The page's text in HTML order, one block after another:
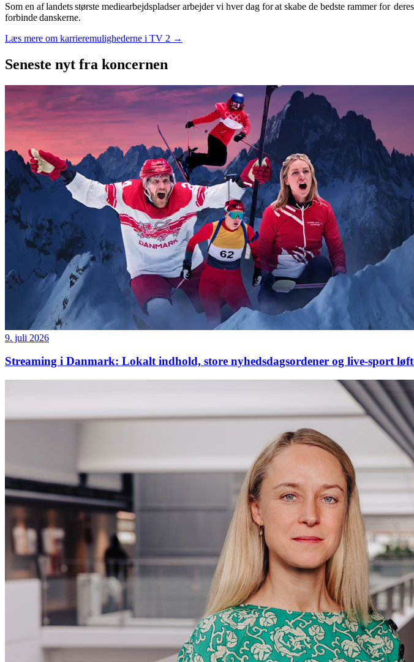
Som en af landets største mediearbejdspladser arbejder vi hver dag for at skabe de bedste rammer for
forbinde danskerne.
Læs mere om karrieremulighederne i TV 2 →
Seneste nyt fra koncernen
9. juli 2026
Streaming i Danmark: Lokalt indhold, store nyhedsdagsordener og live-sport